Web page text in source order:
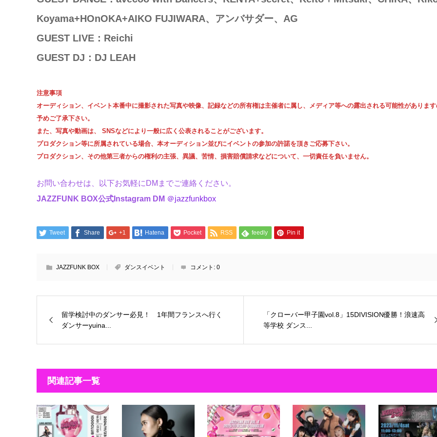
Koyama+HOnOKA+AIKO FUJIWARA、アンバサダー、AG
GUEST LIVE：Reichi
GUEST DJ：DJ LEAH
注意事項
オーディション、イベント本番中に撮影された写真や映像、記録などの所有権は主催者に属し、メディア等への露出される可能性がありま
予めご了承下さい。
また、写真や動画は、 SNSなどにより一般に広く公表されることがございます。
プロダクション等に所属されている場合、本オーディション並びにイベントの参加の許諾を頂きご応募下さい。
プロダクション、その他第三者からの権利の主張、異議、苦情、損害賠償請求などについて、一切責任を負いません。
お問い合わせは、以下お気軽にDMまでご連絡ください。
JAZZFUNK BOX公式Instagram DM ＠jazzfunkbox
Tweet Share +1 Hatena Pocket RSS feedly Pin it
JAZZFUNK BOX ダンスイベント コメント: 0
留学検討中のダンサー必見！ 1年間フランスへ行く
ダンサーyuina...
「クローバー甲子園vol.8」15DIVISION優勝！浪速高
等学校 ダンス...
関連記事一覧